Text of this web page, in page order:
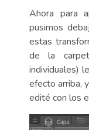
Ahora para
pusimos
estas
de la
individuales)
efecto arriba,
edité con los